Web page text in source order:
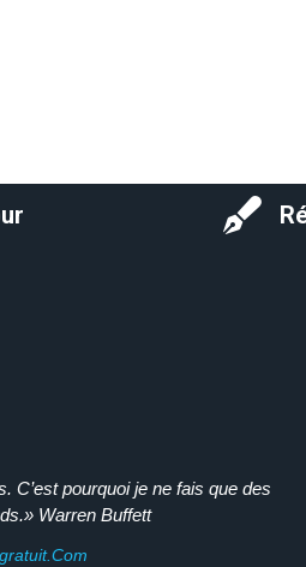
C’est pourquoi je ne fais que des
Warren Buffett